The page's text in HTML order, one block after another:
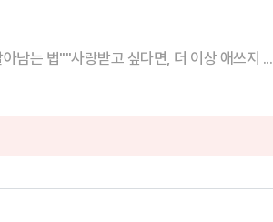
남는 법""사랑받고 싶다면, 더 이상 애쓰지 ...